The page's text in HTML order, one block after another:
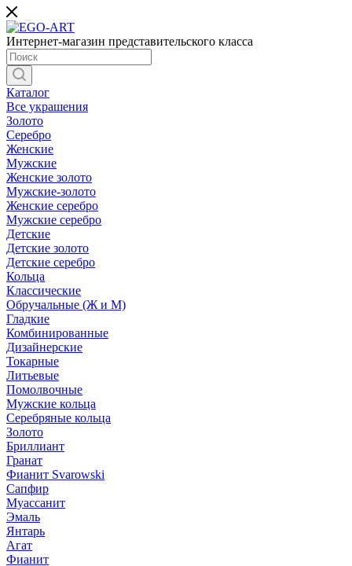
Интернет-магазин представительского класса
Каталог
Все украшения
Золото
Серебро
Женские
Мужские
Женские золото
Мужские-золото
Женские серебро
Мужские серебро
Детские
Детские золото
Детские серебро
Кольца
Классические
Обручальные (Ж и М)
Гладкие
Комбинированные
Дизайнерские
Токарные
Литьевые
Помолвочные
Мужские кольца
Серебряные кольца
Золото
Бриллиант
Гранат
Фианит Svarowski
Сапфир
Муассанит
Эмаль
Янтарь
Агат
Фианит